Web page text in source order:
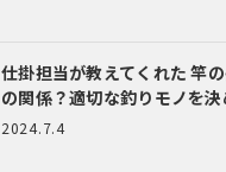
仕掛担当が教えてくれた竿
の関係？適切な釣りモノを
2024.7.4